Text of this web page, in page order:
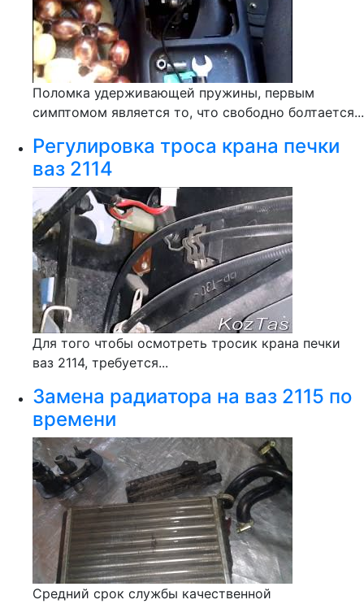
Поломка удерживающей пружины, первым
симптомом является то, что свободно болтается...
Регулировка троса крана печки
ваз 2114
Для того чтобы осмотреть тросик крана печки
ваз 2114, требуется...
Замена радиатора на ваз 2115 по
времени
Средний срок службы качественной